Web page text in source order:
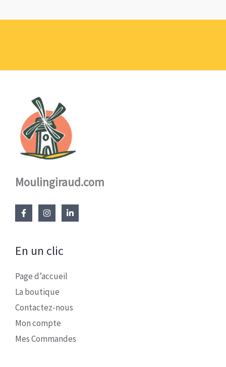
prix :
Moulingiraud.com
En un clic
Page d’accueil
La boutique
Contactez-nous
Mon compte
Mes Commandes